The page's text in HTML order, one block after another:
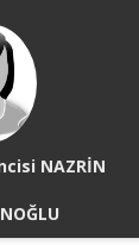
NAZRİN